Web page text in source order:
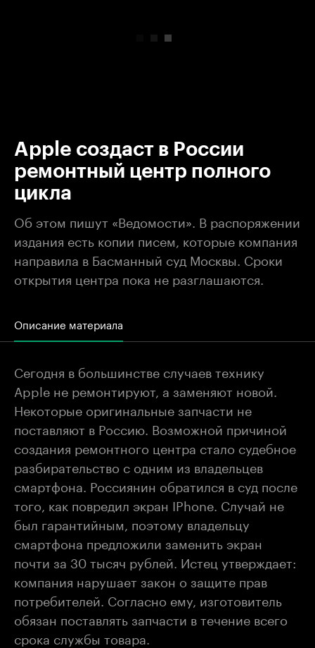
Apple создаст в России
ремонтный центр полного
цикла
Об этом пишут «Ведомости». В распоряжении
издания есть копии писем, которые компания
направила в Басманный суд Москвы. Сроки
открытия центра пока не разглашаются.
Описание материала
Сегодня в большинстве случаев технику
Apple не ремонтируют, а заменяют новой.
Некоторые оригинальные запчасти не
поставляют в Россию. Возможной причиной
создания ремонтного центра стало судебное
разбирательство с одним из владельцев
смартфона. Россиянин обратился в суд после
того, как повредил экран IPhone. Случай не
был гарантийным, поэтому владельцу
смартфона предложили заменить экран
почти за 30 тысяч рублей. Истец утверждает:
компания нарушает закон о защите прав
потребителей. Согласно ему, изготовитель
обязан поставлять запчасти в течение всего
срока службы товара.